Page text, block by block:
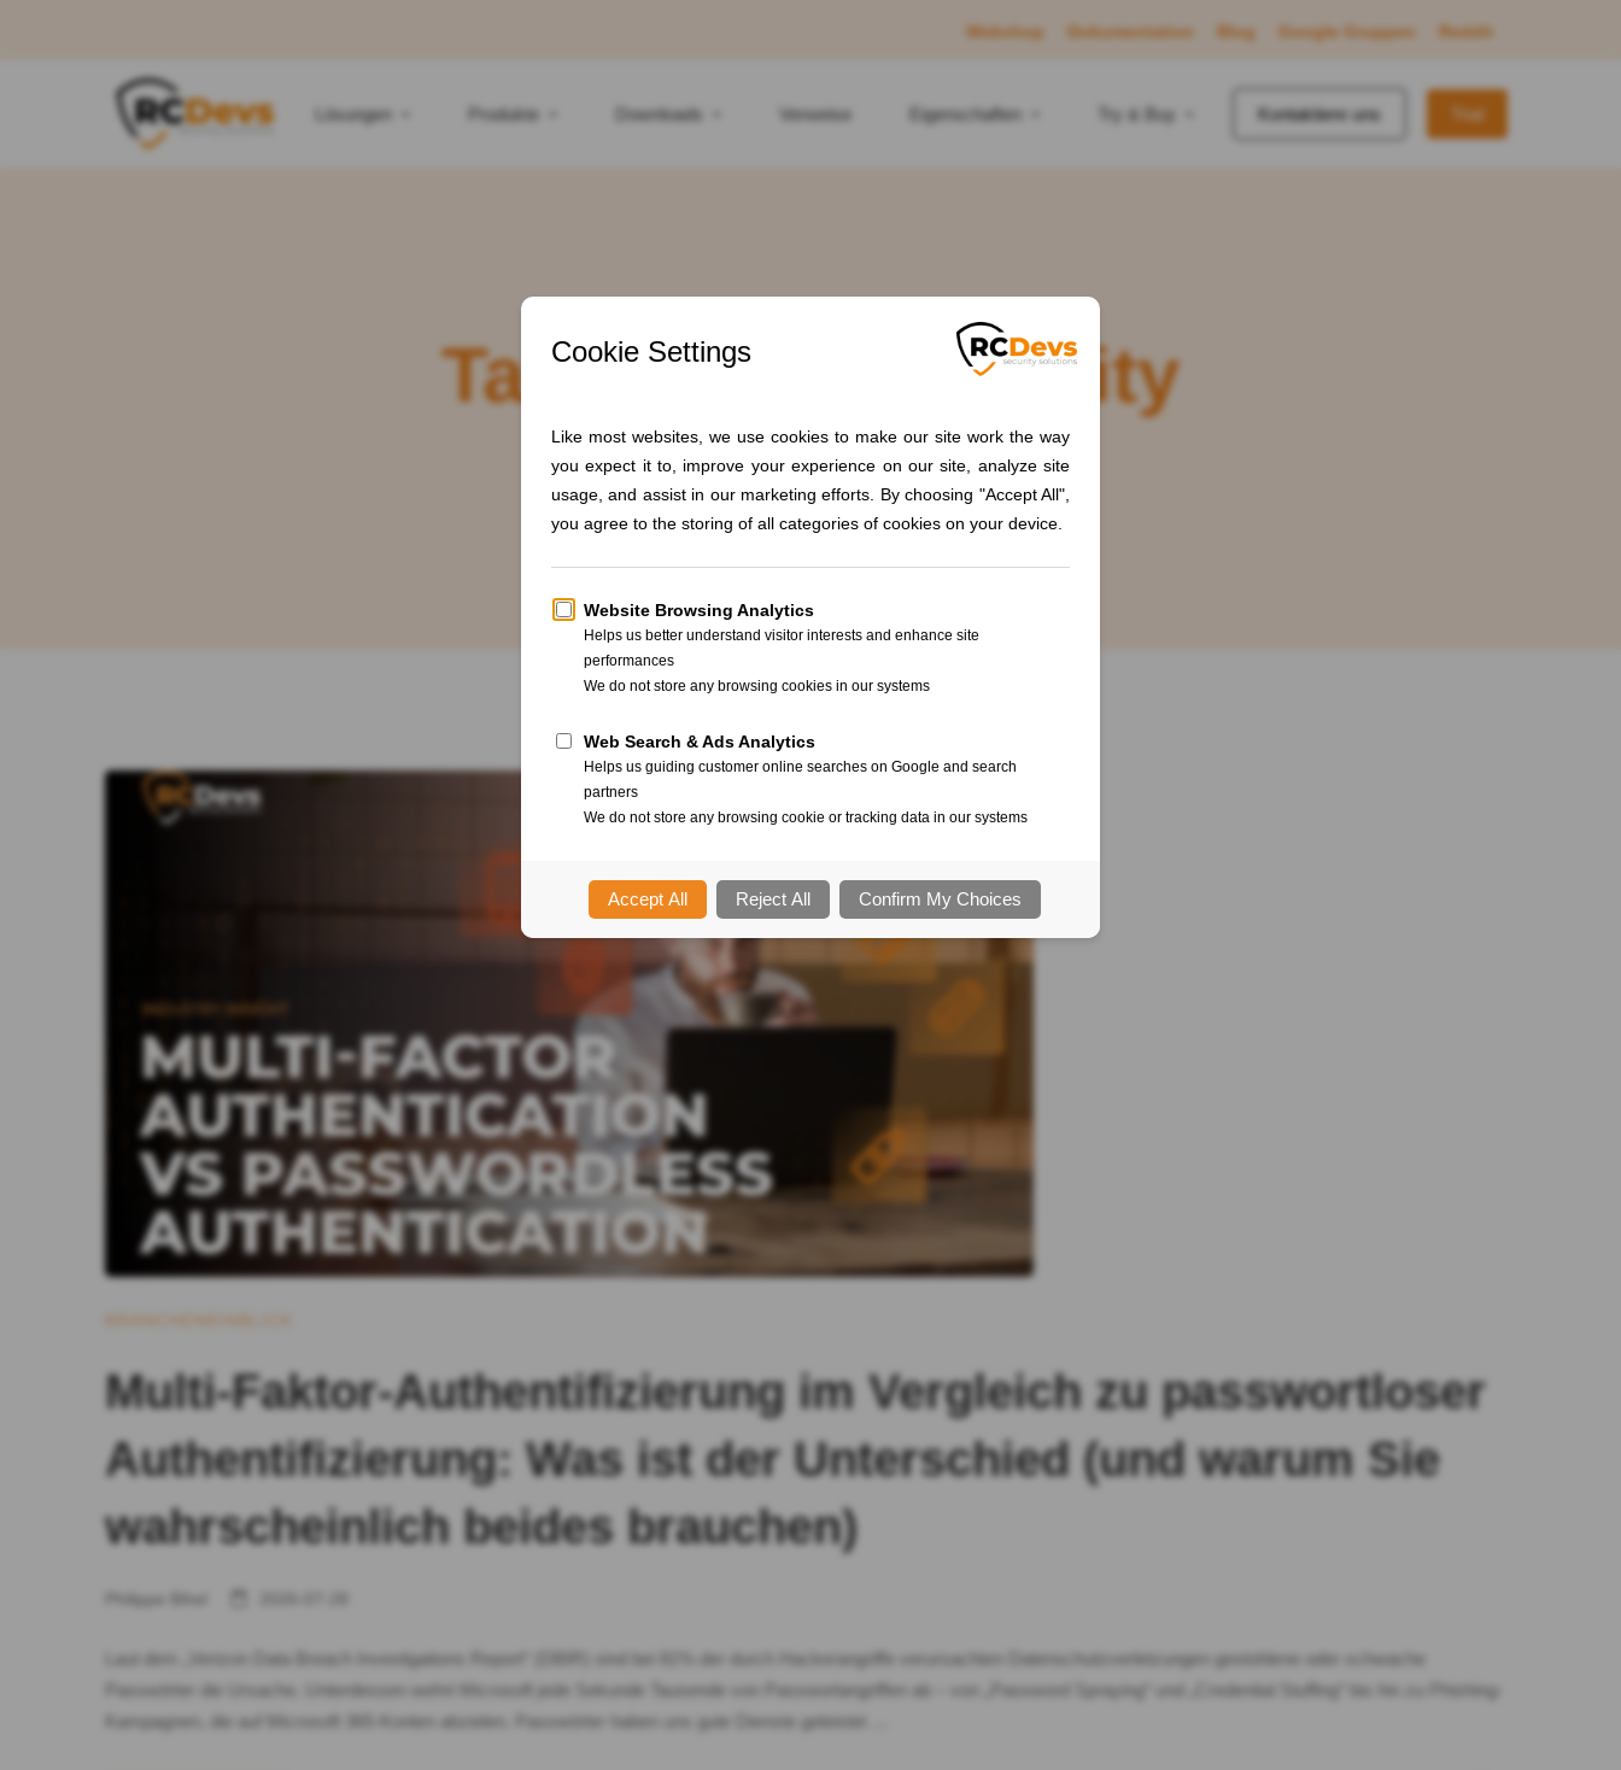
Webshop Dokumentation Blog Google Gruppen Reddit
Lösungen Produkte Downloads Verweise Eigenschaften Try & Buy Kontaktiere uns Trial
Tag: #Cybersecurity
Home Blogs #Cybersecurity
Multi-Faktor-Authentifizierung im Vergleich zu passwortloser
Authentifizierung: Was ist der Unterschied (und warum Sie
wahrscheinlich beides brauchen)
Laut dem „Verizon Data Breach Investigations Report“ (DBIR) sind bei 81% der durch Hackerangriffe verursachten Datenschutzverletzungen gestohlene oder schwache
Passwörter die Ursache. Unterdessen wehrt Microsoft jede Sekunde Tausende von Passwortangriffen ab – von „Password Spraying“ und „Credential Stuffing“ bis hin zu Phishing-
Kampagnen, die auf Microsoft 365-Konten abzielen. Passwörter haben uns gute Dienste geleistet …